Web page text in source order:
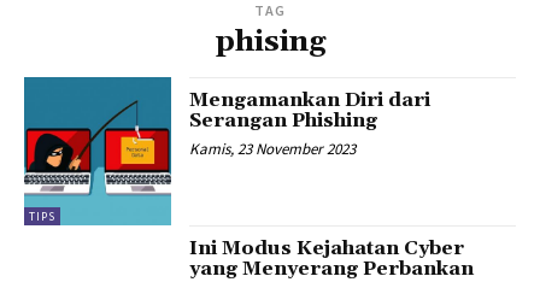
TAG
phising
TIPS
Mengamankan Diri dari
Serangan Phishing
Kamis, 23 November 2023
Ini Modus Kejahatan Cyber
yang Menyerang Perbankan